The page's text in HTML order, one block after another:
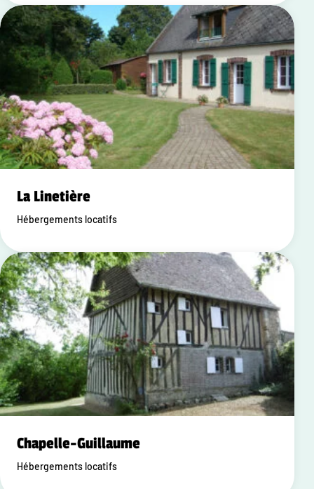
La Linetière
Hébergements locatifs
Chapelle-Guillaume
Hébergements locatifs